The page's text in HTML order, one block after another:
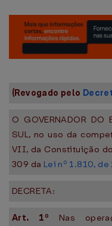
(Revogado pelo
O GOVERNADOR DO
SUL, no uso da
VII, da Constituição
309 da Lei nº 1.810,
DECRETA:
Art. 1º Nas